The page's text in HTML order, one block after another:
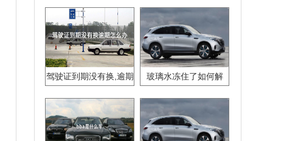
驾驶证到期没有换,逾期
玻璃水冻住了如何解